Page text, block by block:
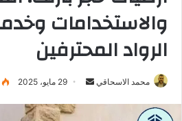
والاستخدامات
الرواد المحترفين
محمد الاسحاقي 29 مايو، 2025